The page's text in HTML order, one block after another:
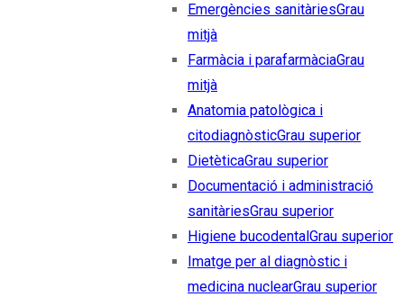
Emergències sanitàriesGrau
mitjà
Farmàcia i parafarmàciaGrau
mitjà
Anatomia patològica i
citodiagnòsticGrau superior
DietèticaGrau superior
Documentació i administració
sanitàriesGrau superior
Higiene bucodentalGrau superior
Imatge per al diagnòstic i
medicina nuclearGrau superior